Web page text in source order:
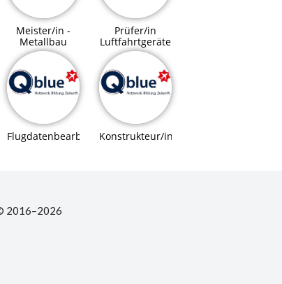
Meister/in -
Metallbau
Prüfer/in
Luftfahrtgeräte
in
Flugdatenbearbeiter/inKonstrukteur/in
2016–2026